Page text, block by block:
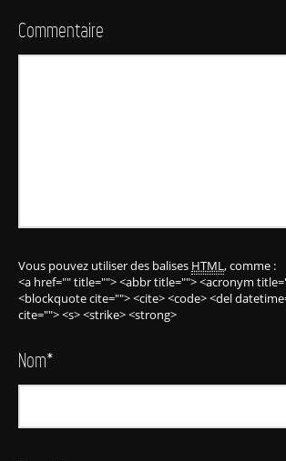
Commentaire
Vous pouvez utiliser des balises HTML, comme :
<a href="" title=""> <abbr title=""> <acronym
<blockquote cite=""> <cite> <code> <del
cite=""> <s> <strike> <strong>
Nom*